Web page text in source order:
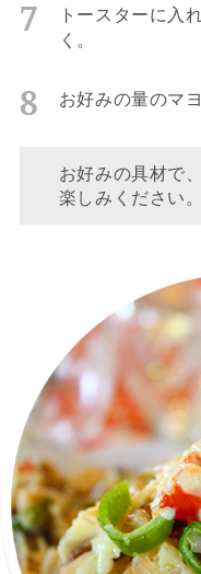
トースターに入
く。
お好みの量のマ
お好みの具材で
楽しみください。